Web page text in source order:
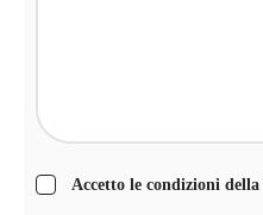
Accetto le condizioni della